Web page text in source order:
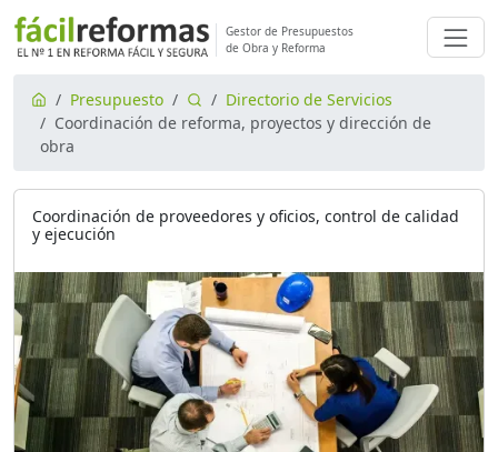
Gestor de Presupuestos
de Obra y Reforma
Presupuesto
Directorio de Servicios
Coordinación de reforma, proyectos y dirección de
obra
Coordinación de proveedores y oficios, control de calidad
y ejecución